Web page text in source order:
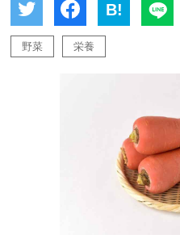
B!
野菜 栄養